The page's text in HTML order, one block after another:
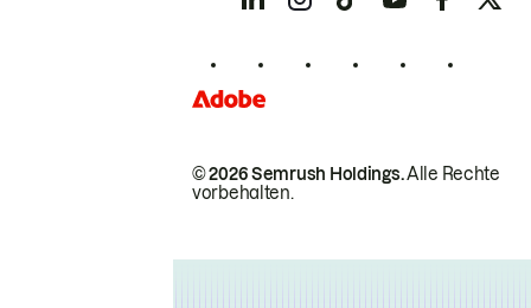
© 2026 Semrush Holdings.Alle Rechte
vorbehalten.